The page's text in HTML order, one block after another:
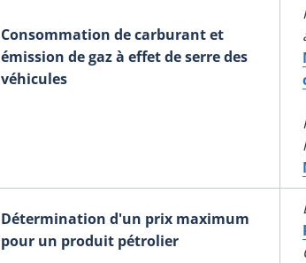
Consommation de carburant et
émission de gaz à effet de serre des
véhicules
Détermination d'un prix maximum
pour un produit pétrolier